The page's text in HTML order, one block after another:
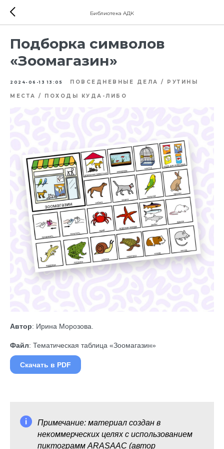
Библиотека АДК
Подборка символов
«Зоомагазин»
2024-06-13 13:05 ПОВСЕДНЕВНЫЕ ДЕЛА / РУТИНЫ
МЕСТА / ПОХОДЫ КУДА-ЛИБО
Автор: Ирина Морозова.
Файл: Тематическая таблица «Зоомагазин»
Скачать в PDF
Примечание: материал создан в
некоммерческих целях с использованием
пиктограмм ARASAAC (автор